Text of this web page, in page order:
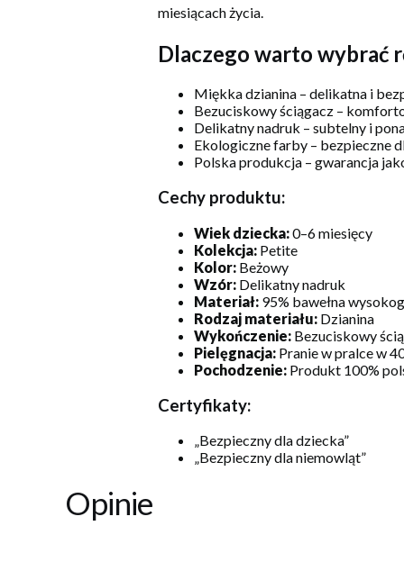
miesiącach życia.
Dlaczego warto wybrać
Miękka dzianina – delikatna i
Bezuciskowy ściągacz –
Delikatny nadruk – subtelny i
Ekologiczne farby – bezpieczne
Polska produkcja – gwarancja
Cechy produktu:
Wiek dziecka:0–6 miesięcy
Kolekcja:Petite
Kolor:Beżowy
Wzór:Delikatny nadruk
Materiał:95% bawełna
Rodzaj materiału:Dzianina
Wykończenie:Bezuciskowy
Pielęgnacja:Pranie w pralce w
Pochodzenie:Produkt 100%
Certyfikaty:
„Bezpieczny dla dziecka”
„Bezpieczny dla niemowląt”
Opinie